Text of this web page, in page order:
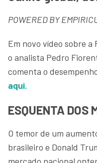
POWERED BY
Em novo vídeo sobre a
o analista Pedro
comenta o
aqui.
ESQUENTA DOS
O temor de um
brasileiro e Donald